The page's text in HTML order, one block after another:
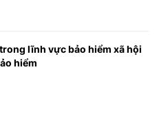
lĩnh vực bảo hiểm xã hội
hiểm